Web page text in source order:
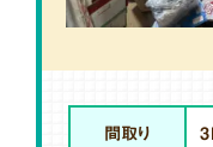
間取り